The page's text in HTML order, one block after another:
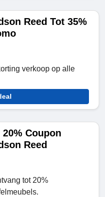
Reed Tot 35%
verkoop op alle
20% Coupon
Reed
tot 20%